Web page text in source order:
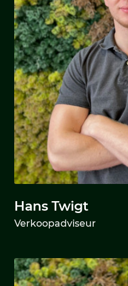
Hans Twigt
Verkoopadviseur